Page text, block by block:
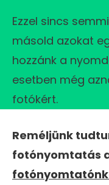
Ezzel sincs
másold azokat
hozzánk a
esetben még
fotókért.
Reméljünk
fotónyomtatás